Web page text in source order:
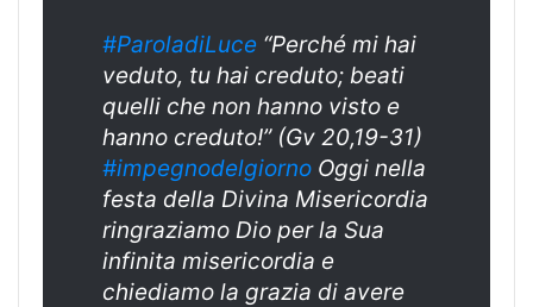
#ParoladiLuce “Perché mi hai
veduto, tu hai creduto; beati
quelli che non hanno visto e
hanno creduto!” (Gv 20,19-31)
#impegnodelgiorno Oggi nella
festa della Divina Misericordia
ringraziamo Dio per la Sua
infinita misericordia e
chiediamo la grazia di avere